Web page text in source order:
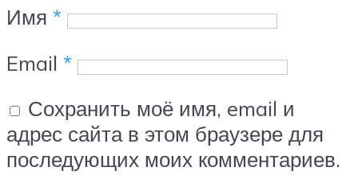
Имя *
Email *
Сохранить моё имя, email и
адрес сайта в этом браузере для
последующих моих комментариев.